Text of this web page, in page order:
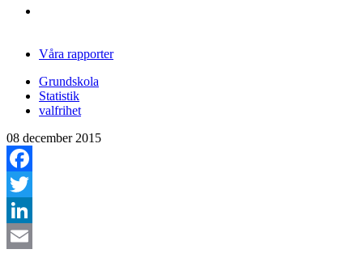
Våra rapporter
Grundskola
Statistik
valfrihet
08 december 2015
Facebook
Twitter
LinkedIn